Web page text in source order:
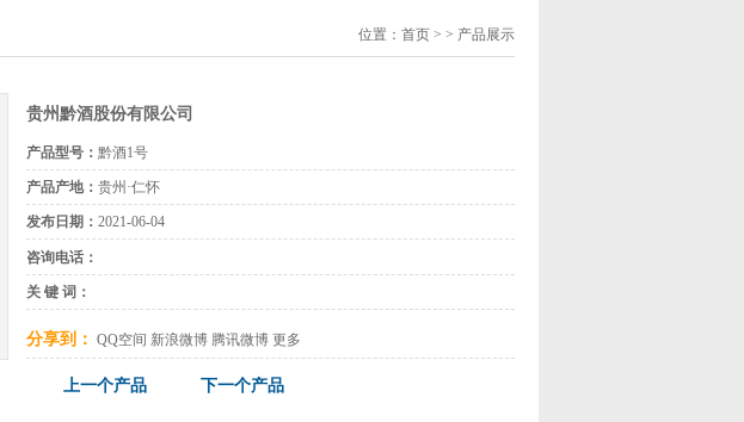
位置： 首页 > > 产品展示
贵州黔酒股份有限公司
产品型号： 黔酒1号
产品产地： 贵州·仁怀
发布日期： 2021-06-04
咨询电话：
关 键 词：
分享到： QQ空间 新浪微博 腾讯微博 更多
下一个产品
上一个产品